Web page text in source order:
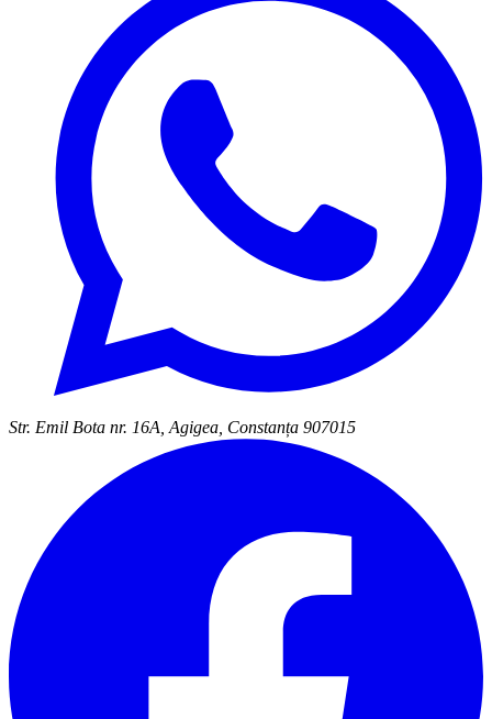
Str. Emil Bota nr. 16A, Agigea, Constanța 907015